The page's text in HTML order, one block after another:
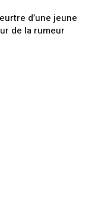
d’une jeune
de la rumeur